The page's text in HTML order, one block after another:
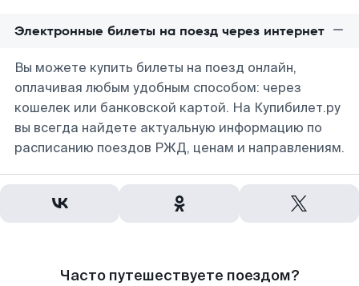
Электронные билеты на поезд через интернет
Вы можете купить билеты на поезд онлайн,
оплачивая любым удобным способом: через
кошелек или банковской картой. На Купибилет.ру
вы всегда найдете актуальную информацию по
расписанию поездов РЖД, ценам и направлениям.
Часто путешествуете поездом?